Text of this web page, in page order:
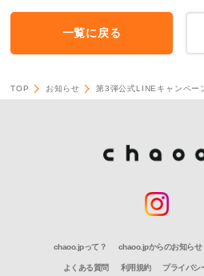
一覧に戻る
TOP お知らせ 第3弾公式LINEキャンペー
chaoo.jpって？ chaoo.jpからのお知らせ
よくある質問 利用規約 プライバシ